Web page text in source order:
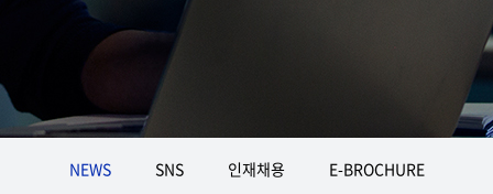
NEWS SNS 인재채용 E-BROCHURE